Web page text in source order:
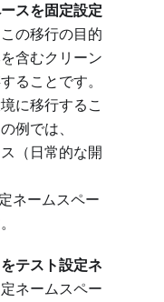
スを固定設定
の移行の目的
含むクリーン
ることです。
に移行するこ
例では、
（日常的な開
ネームスペー
テスト設定ネ
ネームスペー